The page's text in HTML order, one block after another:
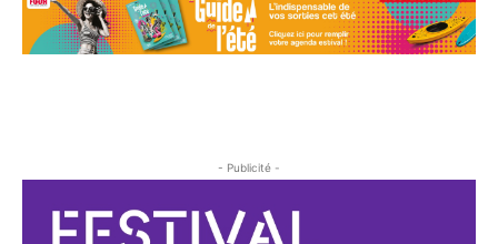
- Publicité -